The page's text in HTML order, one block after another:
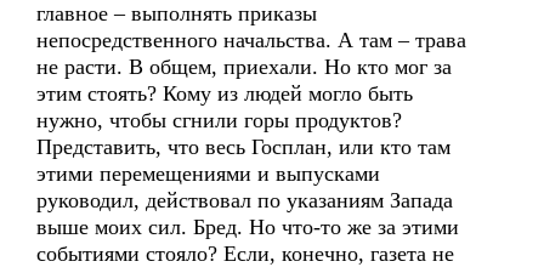
главное – выполнять приказы
непосредственного начальства. А там – трава
не расти. В общем, приехали. Но кто мог за
этим стоять? Кому из людей могло быть
нужно, чтобы сгнили горы продуктов?
Представить, что весь Госплан, или кто там
этими перемещениями и выпусками
руководил, действовал по указаниям Запада
выше моих сил. Бред. Но что-то же за этими
событиями стояло? Если, конечно, газета не